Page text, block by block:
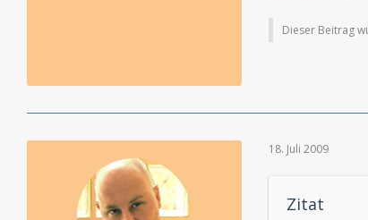
Dieser Beitrag
18. Juli 2009
Zitat